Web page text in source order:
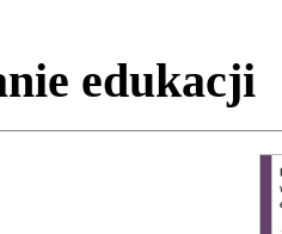
edukacji